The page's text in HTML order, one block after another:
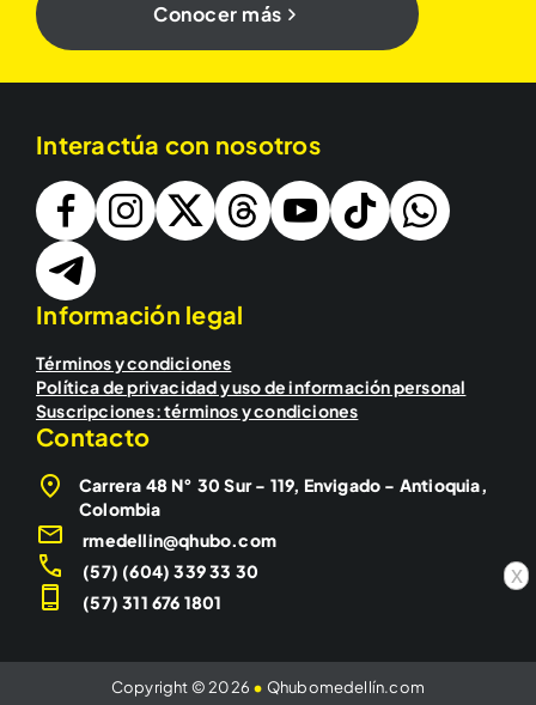
x
Conocer más
Interactúa con nosotros
Información legal
Términos y condiciones
Política de privacidad y uso de información personal
Suscripciones: términos y condiciones
Contacto
Carrera 48 N° 30 Sur - 119, Envigado - Antioquia,
Colombia
rmedellin@qhubo.com
(57) (604) 339 33 30
(57) 311 676 1801
Copyright © 2026 • Qhubomedellín.com